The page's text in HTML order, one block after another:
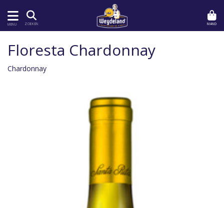
MENU ZOEKEN MAND
Floresta Chardonnay
Chardonnay